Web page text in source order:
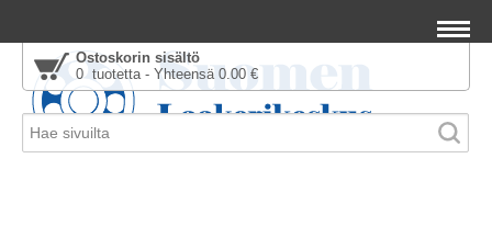
Ostoskorin sisältö
0 tuotetta - Yhteensä 0.00 €